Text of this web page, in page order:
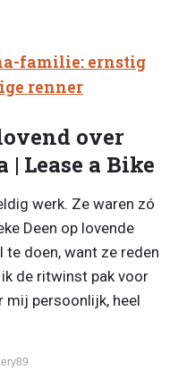
familie: ernstig
renner
over
Lease a Bike
werk. Ze waren zó
Deen op lovende
te doen, want ze reden
de ritwinst pak voor
mij persoonlijk, heel